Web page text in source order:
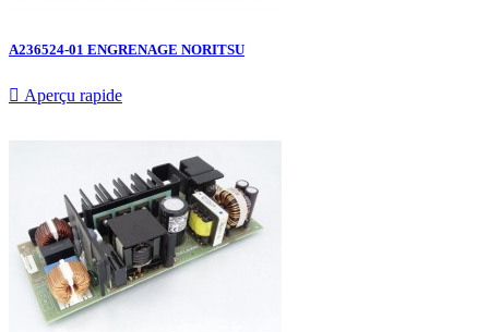
A236524-01 ENGRENAGE NORITSU
 Aperçu rapide